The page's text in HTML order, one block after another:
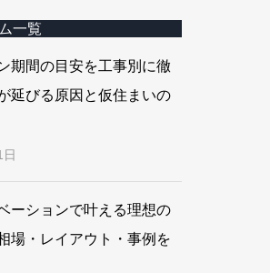
一覧
期間の目安を工事別に徹
延びる原因と仮住まいの
ーションで叶える理想の
場・レイアウト・事例を